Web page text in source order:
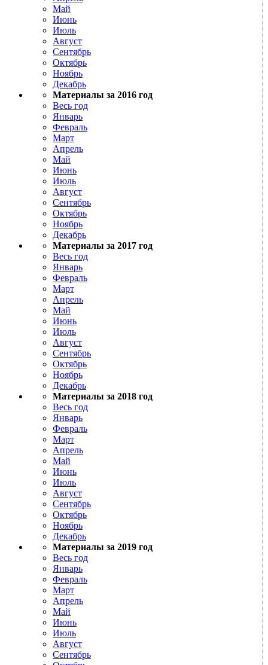
Май
Июнь
Июль
Август
Сентябрь
Октябрь
Ноябрь
Декабрь
Материалы за 2016 год
Весь год
Январь
Февраль
Март
Апрель
Май
Июнь
Июль
Август
Сентябрь
Октябрь
Ноябрь
Декабрь
Материалы за 2017 год
Весь год
Январь
Февраль
Март
Апрель
Май
Июнь
Июль
Август
Сентябрь
Октябрь
Ноябрь
Декабрь
Материалы за 2018 год
Весь год
Январь
Февраль
Март
Апрель
Май
Июнь
Июль
Август
Сентябрь
Октябрь
Ноябрь
Декабрь
Материалы за 2019 год
Весь год
Январь
Февраль
Март
Апрель
Май
Июнь
Июль
Август
Сентябрь